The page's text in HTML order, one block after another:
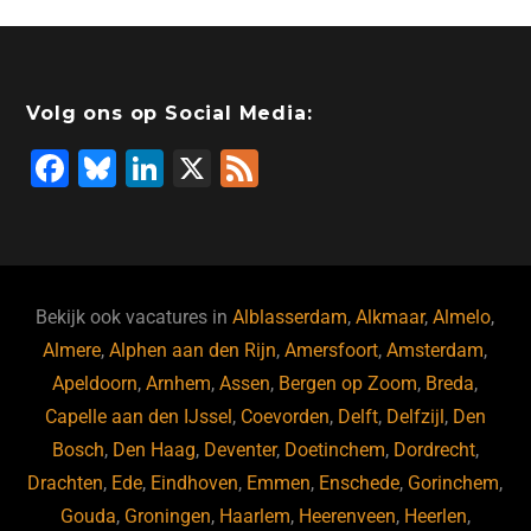
Volg ons op Social Media:
F
b
o
o
k
Bl
ky
Li
dI
n
X
Bekijk ook vacatures inAlblasserdam,Alkmaar,Almelo,
Almere,Alphen aan den Rijn,Amersfoort,Amsterdam,
Apeldoorn,Arnhem,Assen, Bergen op Zoom, Breda,
Capelle aan den IJssel , Coevorden, Delft, Delfzijl , Den
Bosch, Den Haag, Deventer, Doetinchem, Dordrecht,
Drachten, Ede, Eindhoven, Emmen, Enschede, Gorinchem,
Gouda, Groningen, Haarlem, Heerenveen, Heerlen,